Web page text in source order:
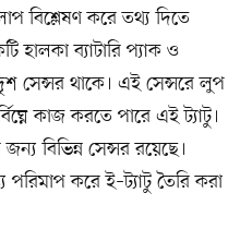
বিশ্লেষণ করে তথ্য দিতে
হালকা ব্যাটারি প্যাক ও
সেন্সর থাকে। এই সেন্সরে লুপ
কাজ করতে পারে এই ট্যাটু।
বিভিন্ন সেন্সর রয়েছে।
পরিমাপ করে ই–ট্যাটু তৈরি করা